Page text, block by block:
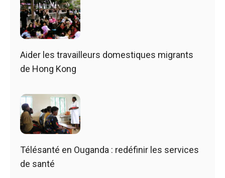
Aider les travailleurs domestiques migrants
de Hong Kong
Télésanté en Ouganda : redéfinir les services
de santé